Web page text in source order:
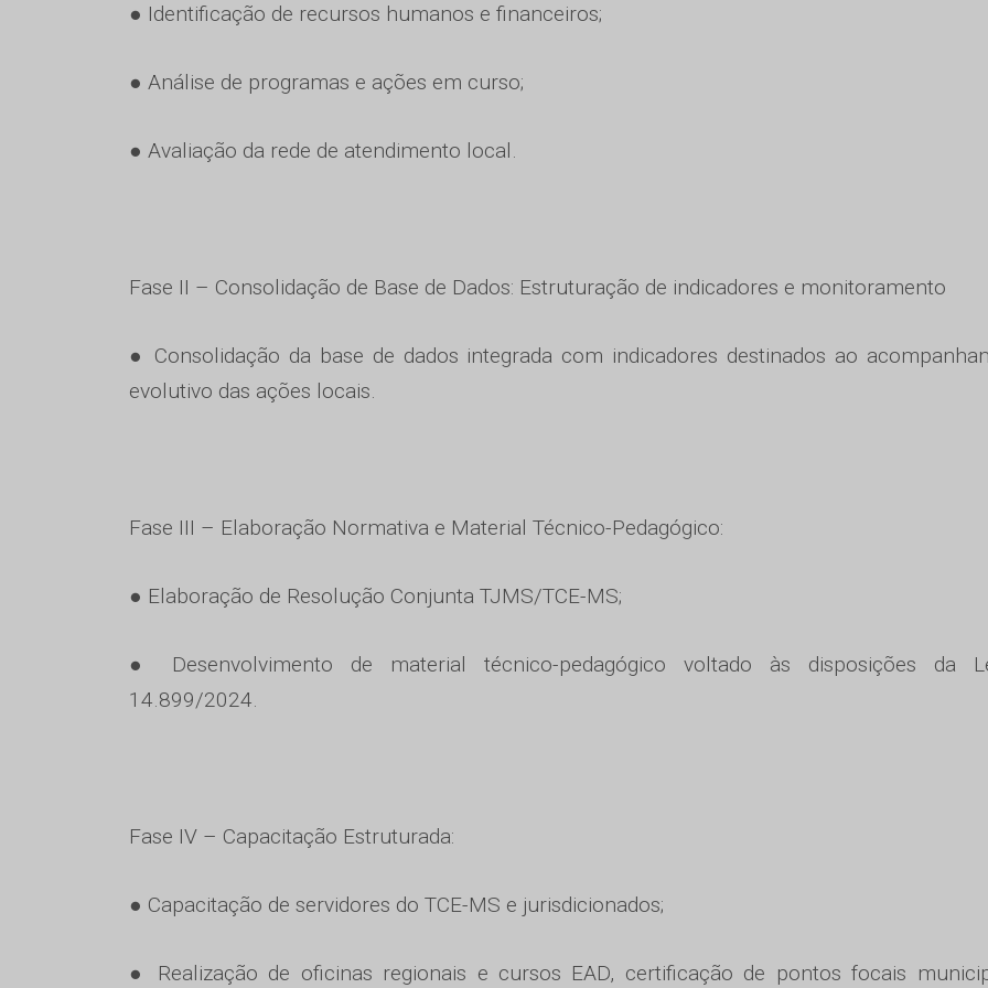
● Identificação de recursos humanos e financeiros;
● Análise de programas e ações em curso;
● Avaliação da rede de atendimento local.
Fase II – Consolidação de Base de Dados: Estruturação de indicadores e monitoramento
● Consolidação da base de dados integrada com indicadores destinados ao
evolutivo das ações locais.
Fase III – Elaboração Normativa e Material Técnico-Pedagógico:
● Elaboração de Resolução Conjunta TJMS/TCE-MS;
● Desenvolvimento de material técnico-pedagógico voltado às disposições da
14.899/2024.
Fase IV – Capacitação Estruturada:
● Capacitação de servidores do TCE-MS e jurisdicionados;
● Realização de oficinas regionais e cursos EAD, certificação de pontos focais